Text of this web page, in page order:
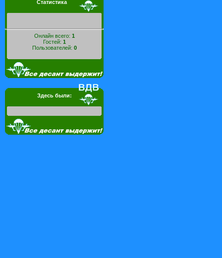
Статистика
Онлайн всего: 1
Гостей: 1
Пользователей: 0
Здесь были: